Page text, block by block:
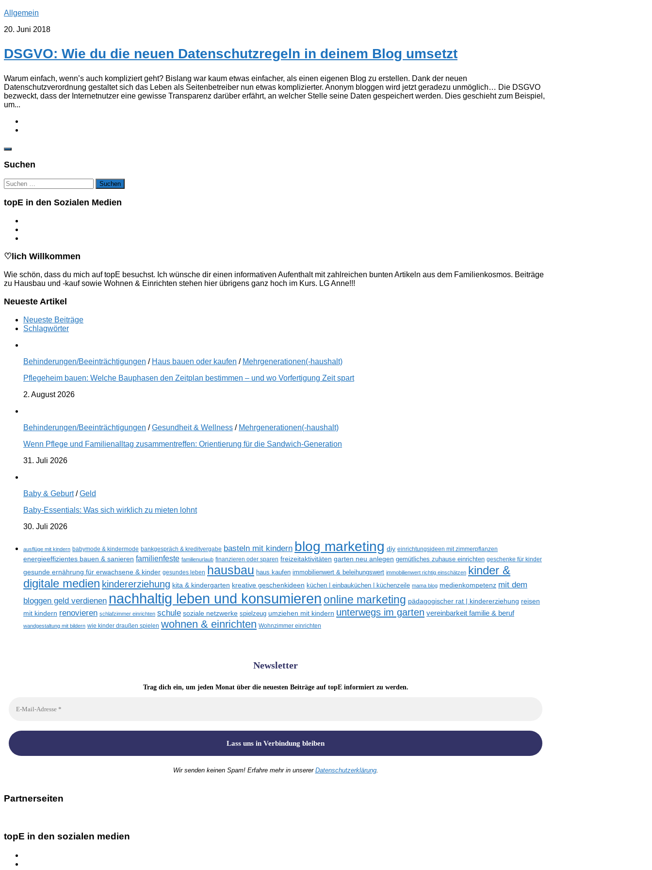
Allgemein
20. Juni 2018
DSGVO: Wie du die neuen Datenschutzregeln in deinem Blog umsetzt
Warum einfach, wenn’s auch kompliziert geht? Bislang war kaum etwas einfacher, als einen eigenen Blog zu erstellen. Dank der neuen
Datenschutzverordnung gestaltet sich das Leben als Seitenbetreiber nun etwas komplizierter. Anonym bloggen wird jetzt geradezu unmöglich… Die DSGVO
bezweckt, dass der Internetnutzer eine gewisse Transparenz darüber erfährt, an welcher Stelle seine Daten gespeichert werden. Dies geschieht zum Beispiel,
um...
Suchen
Suchen
nach:
topE in den Sozialen Medien
♡lich Willkommen
Wie schön, dass du mich auf topE besuchst. Ich wünsche dir einen informativen Aufenthalt mit zahlreichen bunten Artikeln aus dem Familienkosmos. Beiträge
zu Hausbau und -kauf sowie Wohnen & Einrichten stehen hier übrigens ganz hoch im Kurs. LG Anne!!!
Neueste Artikel
Neueste Beiträge
Schlagwörter
Behinderungen/Beeinträchtigungen / Haus bauen oder kaufen / Mehrgenerationen(-haushalt)
Pflegeheim bauen: Welche Bauphasen den Zeitplan bestimmen – und wo Vorfertigung Zeit spart
2. August 2026
Behinderungen/Beeinträchtigungen /Gesundheit & Wellness / Mehrgenerationen(-haushalt)
Wenn Pflege und Familienalltag zusammentreffen: Orientierung für die Sandwich-Generation
31. Juli 2026
Baby & Geburt/Geld
Baby-Essentials: Was sich wirklich zu mieten lohnt
30. Juli 2026
ausflüge mit kindern babymode & kindermode bankgespräch & kreditvergabe basteln mit kindern blog marketing diy einrichtungsideen mit zimmerpflanzen
energieeffizientes bauen & sanieren familienfeste familienurlaub finanzieren oder sparen freizeitaktivitäten garten neu anlegen gemütliches zuhause einrichten geschenke für kinder
gesunde ernährung für erwachsene & kinder gesundes leben hausbau haus kaufen immobilienwert & beleihungswert immobilienwert richtig einschätzen kinder &
digitale medien kindererziehung kita & kindergarten kreative geschenkideen küchen | einbauküchen | küchenzeile mama blog medienkompetenz mit dem
bloggen geld verdienen nachhaltig leben und konsumieren online marketing pädagogischer rat | kindererziehung reisen
mit kindern renovieren schlafzimmer einrichten schule soziale netzwerke spielzeug umziehen mit kindern unterwegs im garten vereinbarkeit familie & beruf
wandgestaltung mit bildern wie kinder draußen spielen wohnen & einrichten Wohnzimmer einrichten
Newsletter
Trag dich ein, um jeden Monat über die neuesten Beiträge auf topE informiert zu werden.
Wir senden keinen Spam! Erfahre mehr in unserer Datenschutzerklärung.
Partnerseiten
topE in den sozialen medien